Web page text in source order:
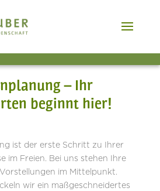
– Ihr
beginnt hier!
ist der erste Schritt zu Ihrer
im Freien. Bei uns stehen Ihre
im Mittelpunkt.
wir ein maßgeschneidertes